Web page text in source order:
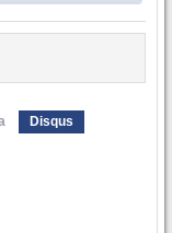
Disqus